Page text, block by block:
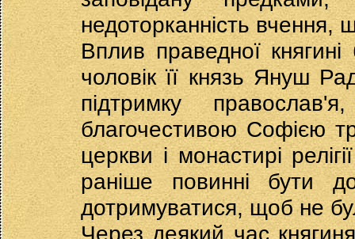
недоторканність вчення,
Вплив праведної
чоловік її князь Януш
підтримку
благочестивою Софією
церкви і монастирі
раніше повинні бути
дотримуватися, щоб не
Через деякий час